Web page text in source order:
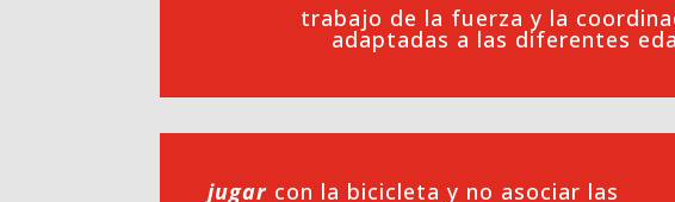
trabajo de la fuerza y la
adaptadas a las diferentes
jugar con la bicicleta y no asociar las